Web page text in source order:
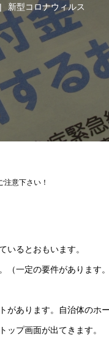
新型コロナウィルス
注意下さい！
いるとおもいます。
（一定の要件があります
あります。自治体のホ
ップ画面が出てきます。